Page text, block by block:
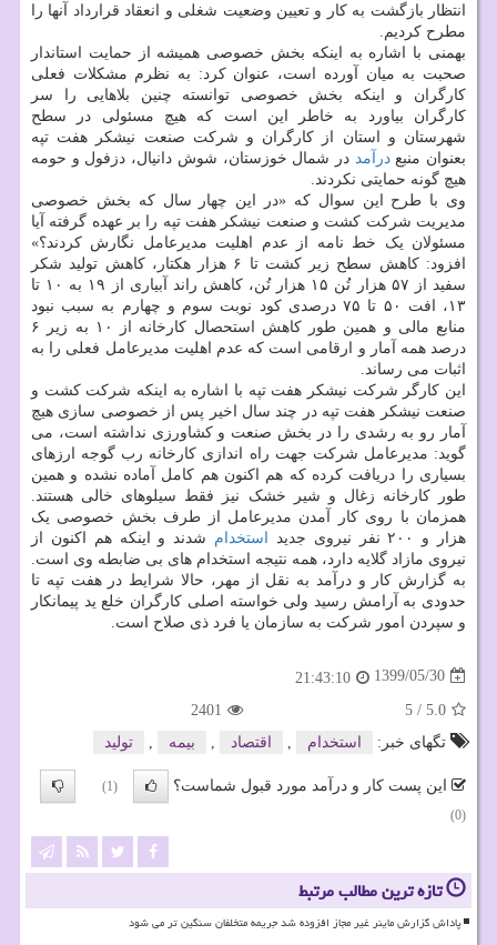
انتظار بازگشت به کار و تعیین وضعیت شغلی و انعقاد قرارداد آنها را
مطرح کردیم.
بهمنی با اشاره به اینکه بخش خصوصی همیشه از حمایت استاندار
صحبت به میان آورده است، عنوان کرد: به نظرم مشکلات فعلی
کارگران و اینکه بخش خصوصی توانسته چنین بلاهایی را سر
کارگران بیاورد به خاطر این است که هیچ مسئولی در سطح
شهرستان و استان از کارگران و شرکت صنعت نیشکر هفت تپه
بعنوان منبعدرآمد در شمال خوزستان، شوش دانیال، دزفول و حومه
هیچ گونه حمایتی نکردند.
وی با طرح این سوال که «در این چهار سال که بخش خصوصی
مدیریت شرکت کشت و صنعت نیشکر هفت تپه را بر عهده گرفته آیا
مسئولان یک خط نامه از عدم اهلیت مدیرعامل نگارش کردند؟»
افزود: کاهش سطح زیر کشت تا ۶ هزار هکتار، کاهش تولید شکر
سفید از ۵۷ هزار تُن ۱۵ هزار تُن، کاهش راند آبیاری از ۱۹ به ۱۰ تا
۱۳، افت ۵۰ تا ۷۵ درصدی کود نوبت سوم و چهارم به سبب نبود
منابع مالی و همین طور کاهش استحصال کارخانه از ۱۰ به زیر ۶
درصد همه آمار و ارقامی است که عدم اهلیت مدیرعامل فعلی را به
اثبات می رساند.
این کارگر شرکت نیشکر هفت تپه با اشاره به اینکه شرکت کشت و
صنعت نیشکر هفت تپه در چند سال اخیر پس از خصوصی سازی هیچ
آمار رو به رشدی را در بخش صنعت و کشاورزی نداشته است، می
گوید: مدیرعامل شرکت جهت راه اندازی کارخانه رب گوجه ارزهای
بسیاری را دریافت کرده که هم اکنون هم کامل آماده نشده و همین
طور کارخانه زغال و شیر خشک نیز فقط سیلوهای خالی هستند.
همزمان با روی کار آمدن مدیرعامل از طرف بخش خصوصی یک
هزار و ۲۰۰ نفر نیروی جدید
استخدام شدند و اینکه هم اکنون از
نیروی مازاد گلایه دارد، همه نتیجه استخدام های بی ضابطه وی است.
به گزارش کار و درآمد به نقل از مهر، حالا شرایط در هفت تپه تا
حدودی به آرامش رسید ولی خواسته اصلی کارگران خلع ید پیمانکار
و سپردن امور شرکت به سازمان یا فرد ذی صلاح است.
1399/05/30
21:43:10
5.0
/
5
2401
تگهای خبر:
استخدام اقتصاد بیمه تولید
این پست کار و درآمد مورد قبول شماست؟
(1)
(0)
تازه ترین مطالب مرتبط
پاداش گزارش ماینر غیر مجاز افزوده شد جریمه متخلفان سنگین تر می شود